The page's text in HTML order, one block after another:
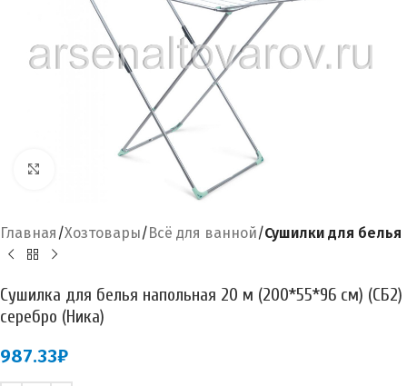
Главная Хозтовары Всё для ванной Сушилки для белья
Сушилка для белья напольная 20 м (200*55*96 см) (СБ2)
серебро (Ника)
987.33₽